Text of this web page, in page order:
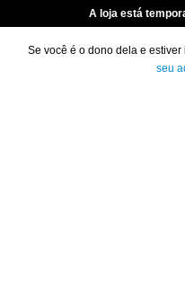
A loja está
Se você é o dono dela e
seu